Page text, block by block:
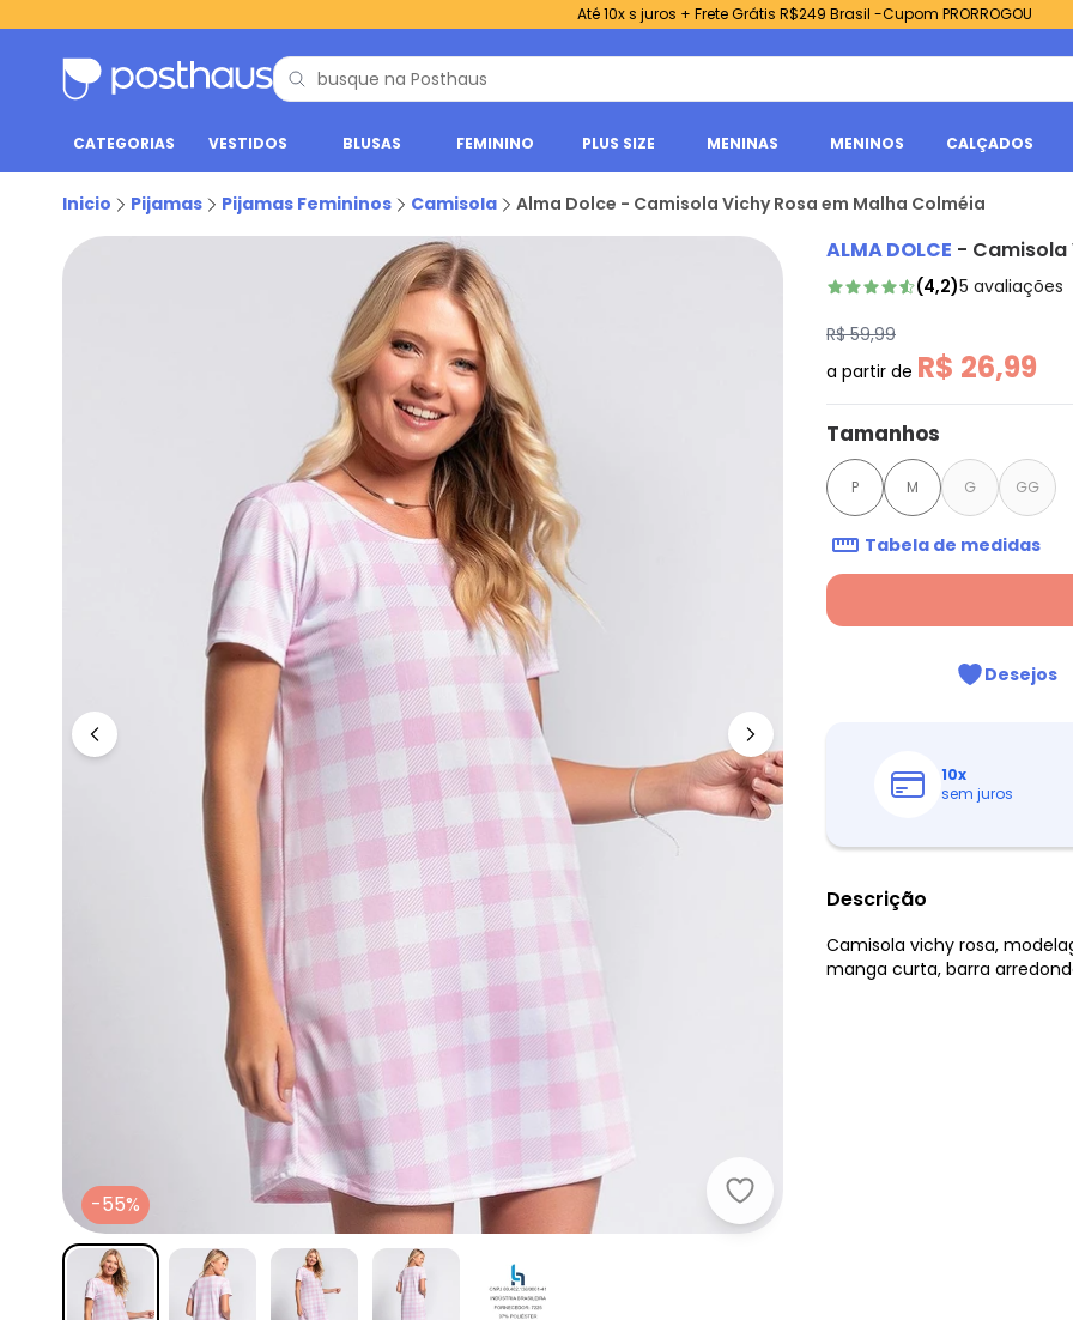
Até 10x s juros + Frete Grátis R$249 Brasil -Cupom PRORROGOU
CATEGORIAS VESTIDOS BLUSAS FEMININO PLUS SIZE MENINAS MENINOS CALÇADOS
Inicio Pijamas Pijamas Femininos Camisola Alma Dolce - Camisola Vichy Rosa em Malha Colméia
Alma Dolce - Camisola Vichy Rosa
-55%
ALMA DOLCE - Camisola
(4,2)5 avaliações
R$ 59,99
a partir de R$ 26,99
Tamanhos
P M G GG
Tabela de medidas
Desejos
10x
sem juros
Descrição
Camisola vichy rosa,
manga curta, barra